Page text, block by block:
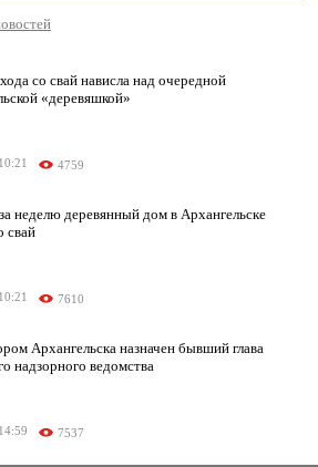
со свай нависла над очередной
«деревяшкой»
4759
неделю деревянный дом в Архангельске
свай
7610
Архангельска назначен бывший глава
надзорного ведомства
7537